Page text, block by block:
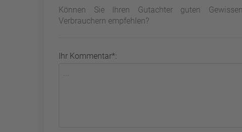
Können Sie Ihren Gutachter guten
Verbrauchern empfehlen?
Ihr Kommentar*: